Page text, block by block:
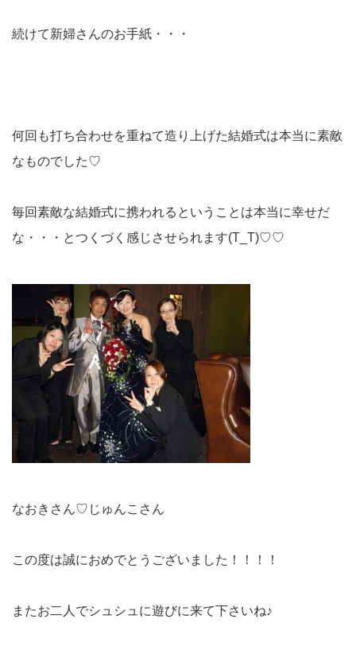
続けて新婦さんのお手紙・・・
何回も打ち合わせを重ねて造り上げた結婚式は本当に素敵
なものでした♡
毎回素敵な結婚式に携われるということは本当に幸せだ
な・・・とつくづく感じさせられます(T_T)♡♡
なおきさん♡じゅんこさん
この度は誠におめでとうございました！！！！
またお二人でシュシュに遊びに来て下さいね♪